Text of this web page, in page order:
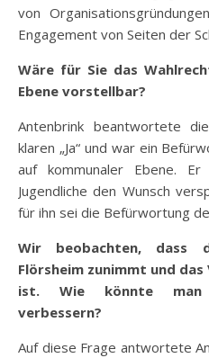
von
Engagement von Seiten der
Wäre für Sie das
Ebene vorstellbar?
Antenbrink beantwortete
klaren „Ja“ und war ein
auf kommunaler Ebene.
Jugendliche den Wunsch
für ihn sei die Befürwortung
Wir beobachten, dass
Flörsheim zunimmt und
ist. Wie könnte man
verbessern?
Auf diese Frage antwortete